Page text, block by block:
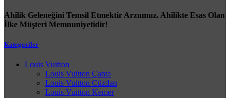
Ahîlik Geleneğini Temsil Etmektir Arzumuz. Ahîlikte Esas Olan
İlke Müşteri Memnuniyetidir!
Kategoriler
Louis Vuitton
Louis Vuitton Çanta
Louis Vuitton Cüzdan
Louis Vuitton Kemer